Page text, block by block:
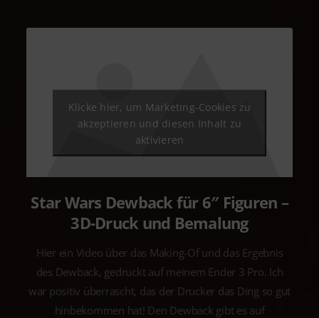
Klicke hier, um Marketing-Cookies zu
akzeptieren und diesen Inhalt zu
aktivieren
Star Wars Dewback für 6″ Figuren –
3D-Druck und Bemalung
Hier ein Video über das Making-Of und das Ergebnis
des Dewback, gedruckt auf meinem Ender 3 Pro. Ich
war positiv überrascht, das der Drucker das Ding so gut
hinbekommen hat! Den Dewback gibt es auf